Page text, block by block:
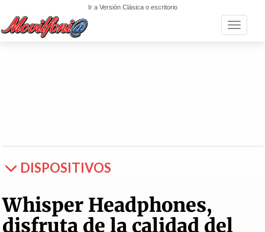
Ir a Versión Clásica o escritorio
Toggle
DISPOSITIVOS
Whisper Headphones,
disfruta de la calidad del